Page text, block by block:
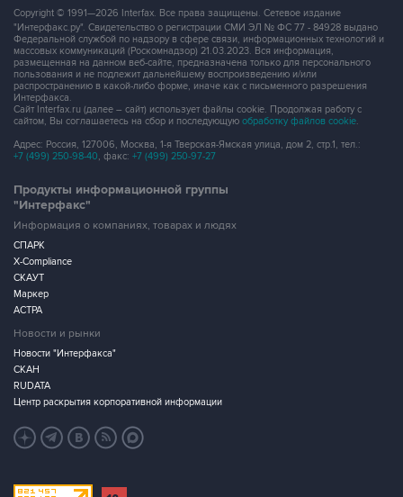
Copyright © 1991—2026 Interfax. Все права защищены. Сетевое издание
"Интерфакс.ру". Свидетельство о регистрации СМИ ЭЛ № ФС 77 - 84928 выдано
Федеральной службой по надзору в сфере связи, информационных технологий и
массовых коммуникаций (Роскомнадзор) 21.03.2023. Вся информация,
размещенная на данном веб-сайте, предназначена только для персонального
пользования и не подлежит дальнейшему воспроизведению и/или
распространению в какой-либо форме, иначе как с письменного разрешения
Интерфакса.
Сайт Interfax.ru (далее – сайт) использует файлы cookie. Продолжая работу с
сайтом, Вы соглашаетесь на сбор и последующую обработку файлов cookie.
Адрес: Россия, 127006, Москва, 1-я Тверская-Ямская улица, дом 2, стр.1, тел.:
+7 (499) 250-98-40, факс: +7 (499) 250-97-27
Продукты информационной группы
"Интерфакс"
Информация о компаниях, товарах и людях
СПАРК
X-Compliance
СКАУТ
Маркер
АСТРА
Новости и рынки
Новости "Интерфакса"
СКАН
RUDATA
Центр раскрытия корпоративной информации